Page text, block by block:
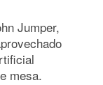
Jumper,
mesa.